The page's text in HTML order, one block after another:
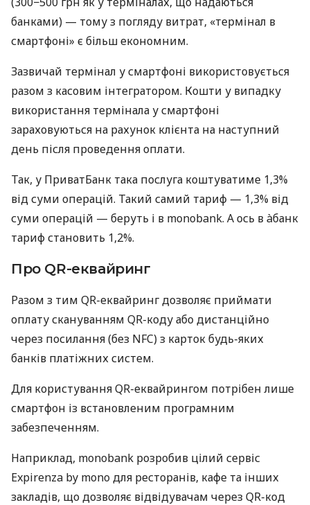
банками) — тому з погляду витрат, «термінал в
смартфоні» є більш економним.
Зазвичай термінал у смартфоні використовується
разом з касовим інтегратором. Кошти у випадку
використання термінала у смартфоні
зараховуються на рахунок клієнта на наступний
день після проведення оплати.
Так, у ПриватБанк така послуга коштуватиме 1,3%
від суми операцій. Такий самий тариф — 1,3% від
суми операцій — беруть і в monobank. А ось в àбанк
тариф становить 1,2%.
Про QR-еквайринг
Разом з тим QR-еквайринг дозволяє приймати
оплату скануванням QR-коду або дистанційно
через посилання (без NFC) з карток будь-яких
банків платіжних систем.
Для користування QR-еквайрингом потрібен лише
смартфон із встановленим програмним
забезпеченням.
Наприклад, monobank розробив цілий сервіс
Expirenza by mono для ресторанів, кафе та інших
закладів, що дозволяє відвідувачам через QR-код